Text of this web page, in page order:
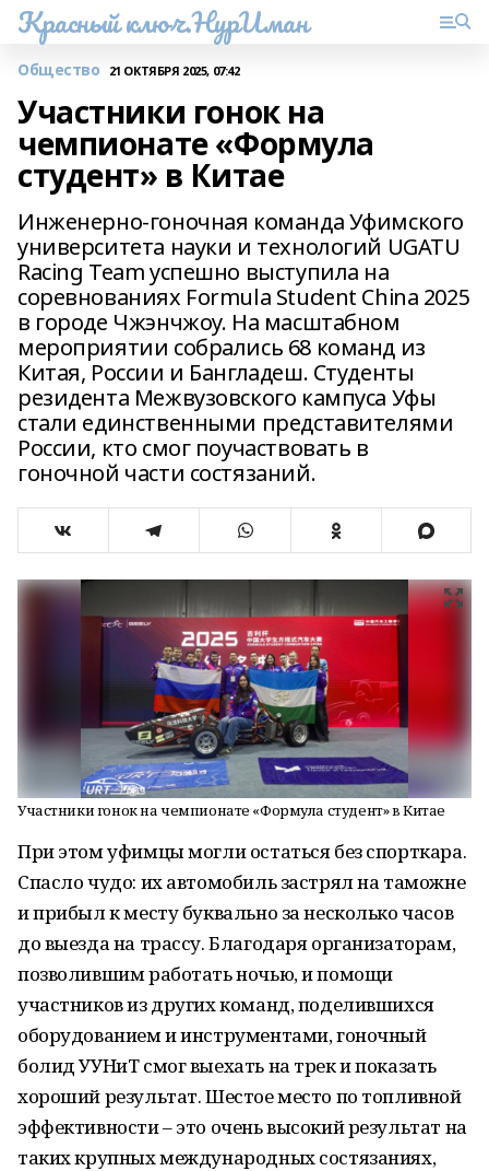
Красный ключ.НурИман
Общество 21 ОКТЯБРЯ 2025, 07:42
Участники гонок на
чемпионате «Формула
студент» в Китае
Инженерно-гоночная команда Уфимского
университета науки и технологий UGATU
Racing Team успешно выступила на
соревнованиях Formula Student China 2025
в городе Чжэнчжоу. На масштабном
мероприятии собрались 68 команд из
Китая, России и Бангладеш. Студенты
резидента Межвузовского кампуса Уфы
стали единственными представителями
России, кто смог поучаствовать в
гоночной части состязаний.
Участники гонок на чемпионате «Формула студент» в Китае
При этом уфимцы могли остаться без спорткара.
Спасло чудо: их автомобиль застрял на таможне
и прибыл к месту буквально за несколько часов
до выезда на трассу. Благодаря организаторам,
позволившим работать ночью, и помощи
участников из других команд, поделившихся
оборудованием и инструментами, гоночный
болид УУНиТ смог выехать на трек и показать
хороший результат. Шестое место по топливной
эффективности – это очень высокий результат на
таких крупных международных состязаниях,